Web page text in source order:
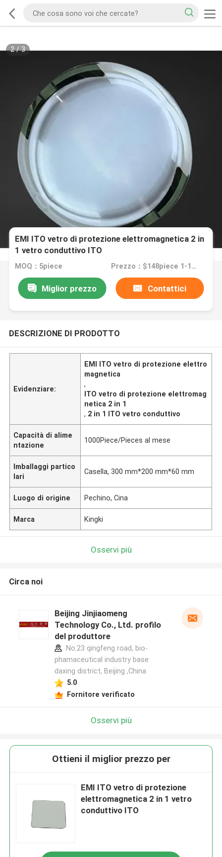
2/3
EMI ITO vetro di protezione elettromagnetica 2 in
1 vetro conduttivo ITO
MOQ：5piece Prezzo：$148piece 1-10pieces; $140/piece 11-50pieces; $129/piece >=51pieces
Miglior prezzo Contattici
DESCRIZIONE DI PRODOTTO
Evidenziare:
EMI ITO vetro di protezione elettro
magnetica
,
ITO vetro di protezione elettromag
netica 2 in 1
, 2 in 1 ITO vetro conduttivo
Capacità di alime
ntazione
1000Piece/Pieces al mese
Imballaggi partico
lari
Casella, 300 mm*200 mm*60 mm
Luogo di origine Pechino, Cina
Marca Kingki
Osservi più
Circa noi
Beijing Jinjiaomeng
Technology Co., Ltd. profilo
del produttore
No.23 qingfeng road, bio-
phamaceutical industry base
daxing district, Beijing ,China
5.0
Fornitore verificato
Osservi più
Ottieni il miglior prezzo per
EMI ITO vetro di protezione
elettromagnetica 2 in 1 vetro
conduttivo ITO